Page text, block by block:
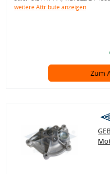
weitere Attribute anzeigen
Zum